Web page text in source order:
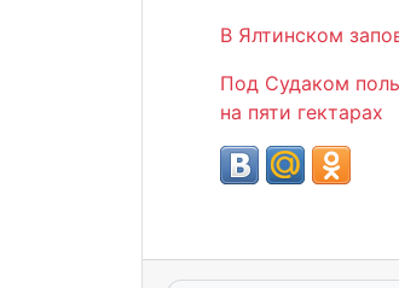
В Ялтинском
Под Судаком
на пяти гектарах